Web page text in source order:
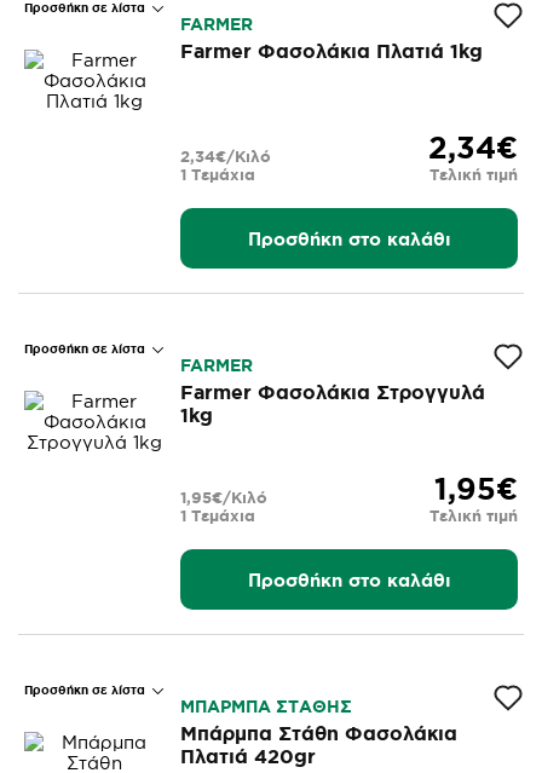
Προσθήκη σε λίστα
FARMER
Farmer Φασολάκια Πλατιά 1kg
2,34€
Τελική τιμή
1 Τεμάχια
2,34€/Κιλό
Προσθήκη στο καλάθι
Προσθήκη σε λίστα
FARMER
Farmer Φασολάκια Στρογγυλά
1kg
1,95€
Τελική τιμή
1 Τεμάχια
1,95€/Κιλό
Προσθήκη στο καλάθι
Προσθήκη σε λίστα
ΜΠΑΡΜΠΑ ΣΤΑΘΗΣ
Μπάρμπα Στάθη Φασολάκια
Πλατιά 420gr